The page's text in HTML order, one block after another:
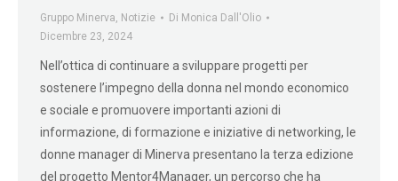
Gruppo Minerva, Notizie Di Monica Dall'Olio
Dicembre 23, 2024
Nell’ottica di continuare a sviluppare progetti per
sostenere l’impegno della donna nel mondo economico
e sociale e promuovere importanti azioni di
informazione, di formazione e iniziative di networking, le
donne manager di Minerva presentano la terza edizione
del progetto Mentor4Manager, un percorso che ha